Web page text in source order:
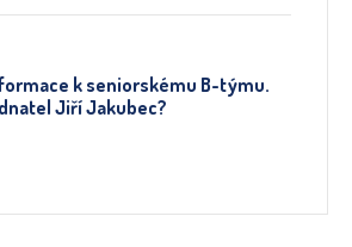
k seniorskému B-týmu.
Jiří Jakubec?